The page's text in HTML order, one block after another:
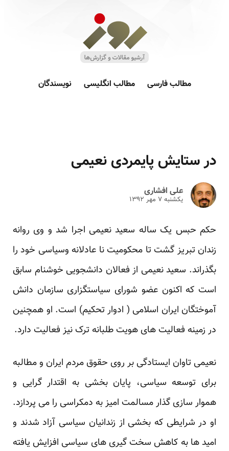
مطالب فارسی مطالب انگلیسی نویسندگان
در ستایش پایمردی نعیمی
علی افشاری
یکشنبه ۷ مهر ۱۳۹۲
حکم حبس یک ساله سعید نعیمی اجرا شد و وی روانه
زندان تبریز گشت تا محکومیت نا عادلانه وسیاسی خود را
بگذراند. سعید نعیمی از فعالان دانشجویی خوشنام سابق
است که اکنون عضو شورای سیاستگزاری سازمان دانش
آموختگان ایران اسلامی ( ادوار تحکیم) است. او همچنین
در زمینه فعالیت های هویت طلبانه ترک نیز فعالیت دارد.
نعیمی تاوان ایستادگی بر روی حقوق مردم ایران و مطالبه
برای توسعه سیاسی، پایان بخشی به اقتدار گرایی و
هموار سازی گذار مسالمت امیز به دمکراسی را می پردازد.
او در شرایطی که بخشی از زندانیان سیاسی آزاد شدند و
امید ها به کاهش سخت گیری های سیاسی افزایش یافته